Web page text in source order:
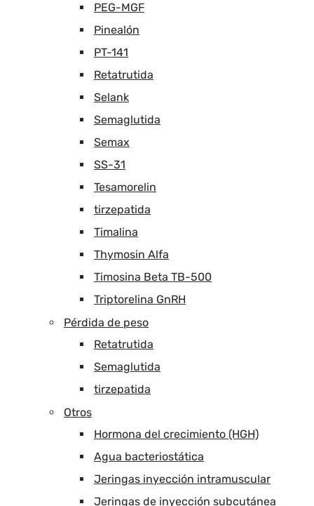
PEG-MGF
Pinealón
PT-141
Retatrutida
Selank
Semaglutida
Semax
SS-31
Tesamorelin
tirzepatida
Timalina
Thymosin Alfa
Timosina Beta TB-500
Triptorelina GnRH
Pérdida de peso
Retatrutida
Semaglutida
tirzepatida
Otros
Hormona del crecimiento (HGH)
Agua bacteriostática
Jeringas inyección intramuscular
Jeringas de inyección subcutánea